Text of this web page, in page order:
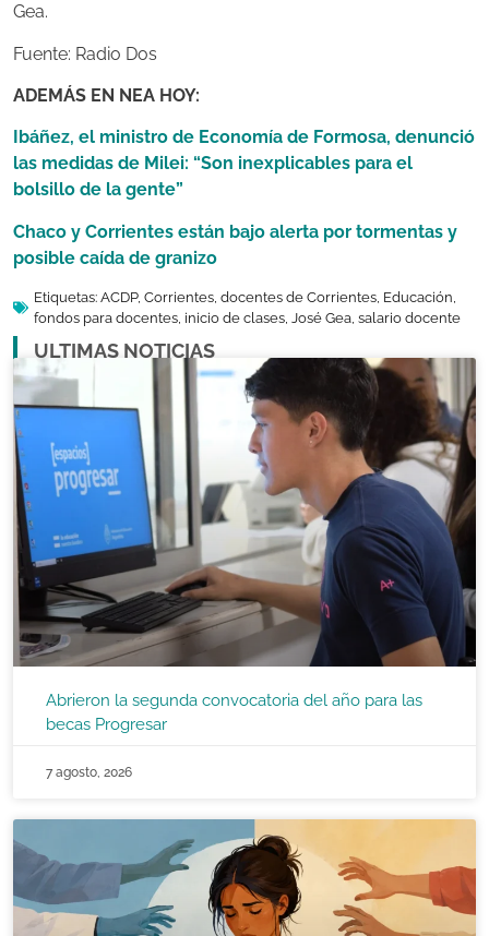
Gea.
Fuente: Radio Dos
ADEMÁS EN NEA HOY:
Ibáñez, el ministro de Economía de Formosa, denunció
las medidas de Milei: “Son inexplicables para el
bolsillo de la gente”
Chaco y Corrientes están bajo alerta por tormentas y
posible caída de granizo
Etiquetas: ACDP, Corrientes, docentes de Corrientes, Educación,
fondos para docentes, inicio de clases, José Gea, salario docente
ULTIMAS NOTICIAS
Abrieron la segunda convocatoria del año para las
becas Progresar
7 agosto, 2026